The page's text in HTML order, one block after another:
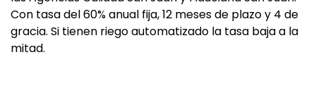
Con tasa del 60% anual fija, 12 meses de plazo y 4 de
gracia. Si tienen riego automatizado la tasa baja a la
mitad.